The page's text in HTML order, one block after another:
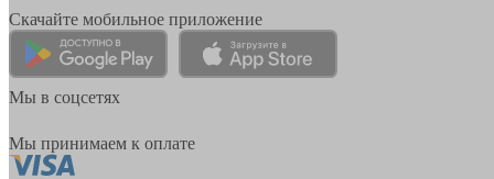
Скачайте мобильное приложение
Мы в соцсетях
Мы принимаем к оплате